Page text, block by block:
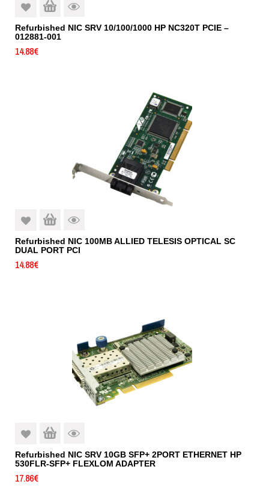
Refurbished NIC SRV 10/100/1000 HP NC320T PCIE –
012881-001
14.88€
Refurbished NIC 100MB ALLIED TELESIS OPTICAL SC
DUAL PORT PCI
14.88€
Refurbished NIC SRV 10GB SFP+ 2PORT ETHERNET HP
530FLR-SFP+ FLEXLOM ADAPTER
17.86€